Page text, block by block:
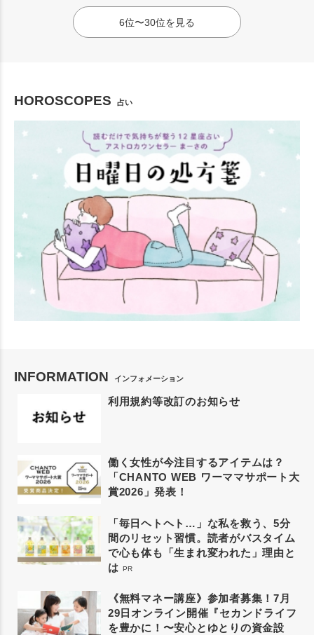
6位〜30位を見る
HOROSCOPES 占い
INFORMATION インフォメーション
利用規約等改訂のお知らせ
働く女性が今注目するアイテムは？
「CHANTO WEB ワーママサポート大
賞2026」発表！
「毎日ヘトヘト…」な私を救う、5分
間のリセット習慣。読者がバスタイム
で心も体も「生まれ変われた」理由と
は PR
《無料マネー講座》参加者募集！7月
29日オンライン開催『セカンドライフ
を豊かに！〜安心とゆとりの資金設